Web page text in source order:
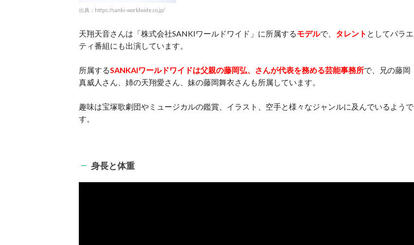
出典：https://sanki-worldwide.co.jp/
天翔天音さんは「株式会社SANKIワールドワイド」に所属するモデルで、 タレント としてバラエ
ティ番組にも出演しています。
所属するSANKAIワールドワイドは父親の藤岡弘、さんが代表を務める芸能事務所で、兄の藤岡
真威人さん、姉の天翔愛さん、妹の藤岡舞衣さんも所属しています。
趣味は宝塚歌劇団やミュージカルの鑑賞、イラスト、空手と様々なジャンルに及んでいるようで
す。
身長と体重